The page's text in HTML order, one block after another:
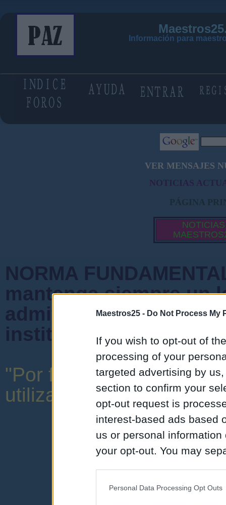
Maestros25 - Do Not Process My
If you wish to opt-out of
processing of your
targeted advertising by
section to confirm your
opt-out request is
interest-based ads based
us or personal
your opt-out. You may
Personal Data Processing Opt Outs
Información para
VER MENSAJES
NOTICIAS
PÁGINA
NOTICIAS
NORMA
mantenga siempre un
admiten mensajes
instituciones ni que
"Por favor, no abuse de
utilizar una expresión y